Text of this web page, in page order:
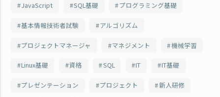
JavaScript SQL基礎 プログラミング基礎
基本情報技術者試験 アルゴリズム
プロジェクトマネージャ マネジメント 機械学習
Linux基礎 資格 SQL IT IT基礎
プレゼンテーション プロジェクト 新人研修